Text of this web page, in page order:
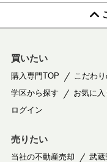
買いたい
購入専門TOP こだわ
学区から探す
お気に
ログイン
売りたい
当社の不動産売却
武蔵